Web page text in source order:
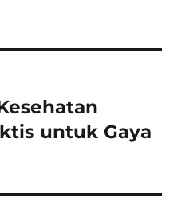
untuk Gaya